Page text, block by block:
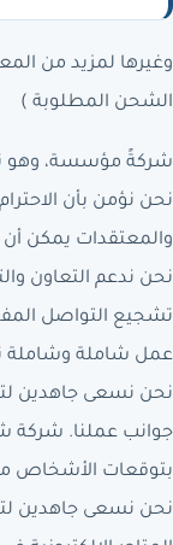
وغيرها لمزيد من
الشحن المطلوبة )
شركةً مؤسسة، وهو
نحن نؤمن بأن
والمعتقدات يمكن
نحن ندعم التعاون
تشجيع التواصل
عمل شاملة وشاملة
نحن نسعى جاهدين
جوانب عملنا. شركة
بتوقعات الأشخاص
نحن نسعى جاهدين